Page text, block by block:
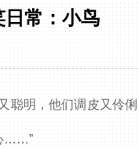
常：小鸟
聪明，他们调皮又伶
……”